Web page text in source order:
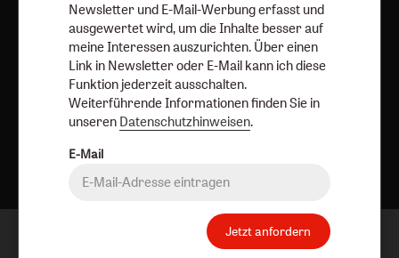
Newsletter und E-Mail-Werbung erfasst und
ausgewertet wird, um die Inhalte besser auf
meine Interessen auszurichten. Über einen
Link in Newsletter oder E-Mail kann ich diese
Funktion jederzeit ausschalten.
Weiterführende Informationen finden Sie in
unseren Datenschutzhinweisen.
E-Mail
Jetzt anfordern